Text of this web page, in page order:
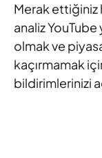
Merak ettiğiniz
analiz YouTube
olmak ve
kaçırmamak
bildirimlerinizi